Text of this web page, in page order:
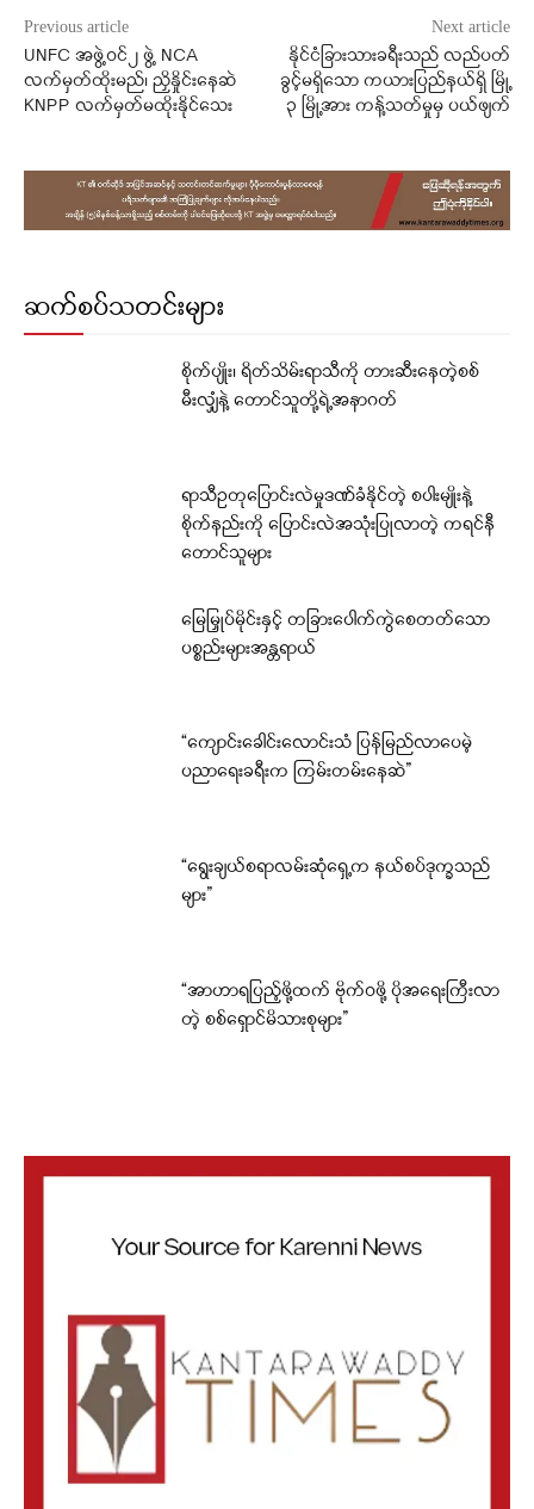
Previous article
UNFC အဖွဲ့ဝင်၂ ဖွဲ့ NCA
လက်မှတ်ထိုးမည်၊ ညှိနှိုင်းနေဆဲ
KNPP လက်မှတ်မထိုးနိုင်သေး
Next article
နိုင်ငံခြားသားခရီးသည် လည်ပတ်
ခွင့်မရှိသော ကယားပြည်နယ်ရှိ မြို့
၃ မြို့အား ကန့်သတ်မှုမှ ပယ်ဖျက်
ဆက်စပ်သတင်းများ
စိုက်ပျိုး၊ ရိတ်သိမ်းရာသီကို တားဆီးနေတဲ့စစ်
မီးလျှံနဲ့ တောင်သူတို့ရဲ့အနာဂတ်
ရာသီဥတုပြောင်းလဲမှုဒဏ်ခံနိုင်တဲ့ စပါးမျိုးနဲ့
စိုက်နည်းကို ပြောင်းလဲအသုံးပြုလာတဲ့ ကရင်နီ
တောင်သူများ
မြေမြှုပ်မိုင်းနှင့် တခြားပေါက်ကွဲစေတတ်သော
ပစ္စည်းများအန္တရာယ်
“ကျောင်းခေါင်းလောင်းသံ ပြန်မြည်လာပေမဲ့
ပညာရေးခရီးက ကြမ်းတမ်းနေဆဲ”
“ရွေးချယ်စရာလမ်းဆုံရှေ့က နယ်စပ်ဒုက္ခသည်
များ”
“အာဟာရပြည့်ဖို့ထက် ဗိုက်ဝဖို့ ပိုအရေးကြီးလာ
တဲ့ စစ်ရှောင်မိသားစုများ”